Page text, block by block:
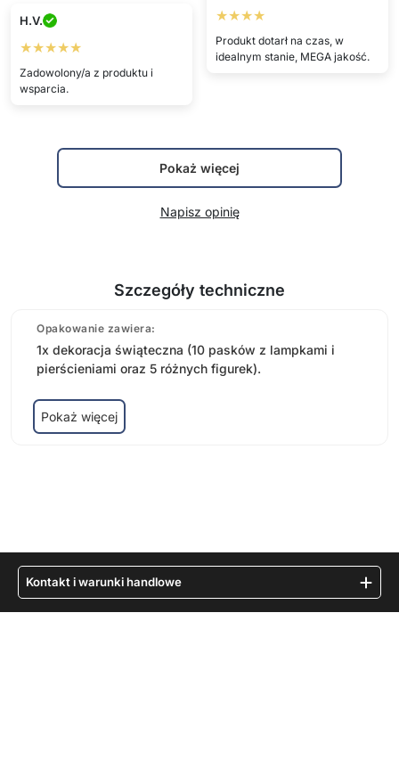
★★★★
Produkt dotarł na czas, w
idealnym stanie, MEGA jakość.
H.V.
★★★★★
Zadowolony/a z produktu i
wsparcia.
Pokaż więcej
Napisz opinię
Szczegóły techniczne
Opakowanie zawiera:
1x dekoracja świąteczna (10 pasków z lampkami i
pierścieniami oraz 5 różnych figurek).
Pokaż więcej
Kontakt i warunki handlowe